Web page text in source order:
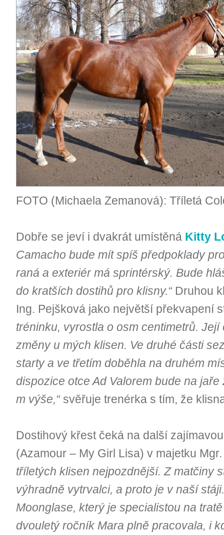
FOTO (Michaela Zemanová): Tříletá
Dobře se jeví i dvakrát umístěná Kitty
Camacho bude mít spíš předpoklady
raná a exteriér má sprintérský. Bude
do kratších dostihů pro klisny.“Druhou
Ing. Pejšková jako největší překvapení
tréninku, vyrostla o osm centimetrů.
změny u mých klisen. Ve druhé části
starty a ve třetím doběhla na druhém
dispozice otce Ad Valorem bude na
m výše,“svěřuje trenérka s tím, že
Dostihový křest čeká na další
(Azamour – My Girl Lisa) v majetku
tříletých klisen nejpozdnější. Z matčiny
výhradně vytrvalci, a proto je v naší
Moonglase, který je specialistou na
dvouletý ročník Mara plně pracovala, i